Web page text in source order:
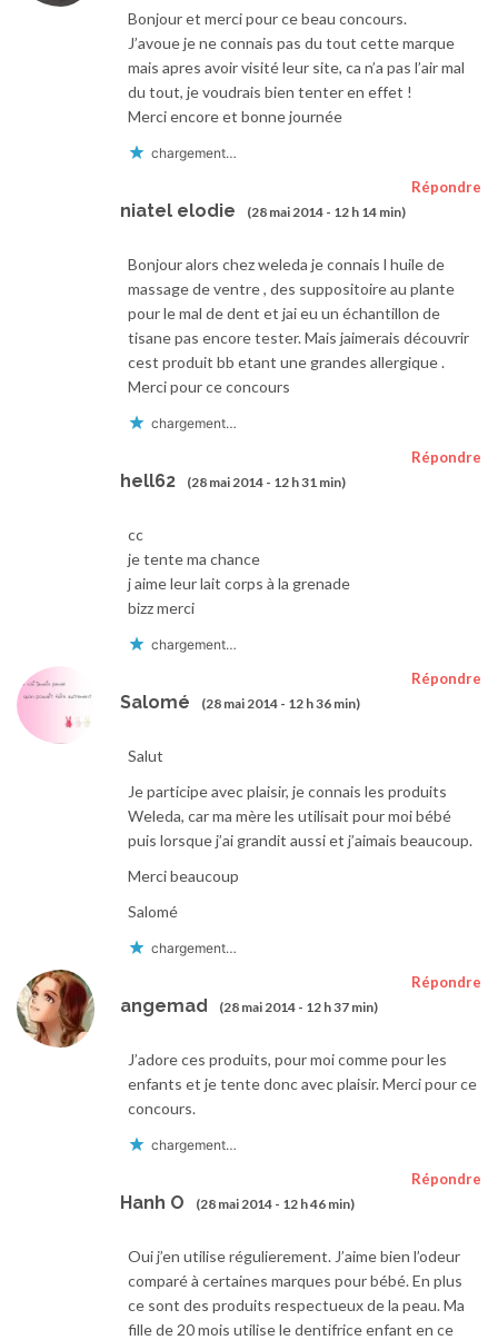
Bonjour et merci pour ce beau concours.
J’avoue je ne connais pas du tout cette marque
mais apres avoir visité leur site, ca n’a pas l’air mal
du tout, je voudrais bien tenter en effet !
Merci encore et bonne journée
chargement…
niatel elodie (28 mai 2014 - 12 h 14 min)
Répondre
Bonjour alors chez weleda je connais l huile de
massage de ventre , des suppositoire au plante
pour le mal de dent et jai eu un échantillon de
tisane pas encore tester. Mais jaimerais découvrir
cest produit bb etant une grandes allergique .
Merci pour ce concours
chargement…
hell62 (28 mai 2014 - 12 h 31 min)
Répondre
cc
je tente ma chance
j aime leur lait corps à la grenade
bizz merci
chargement…
Salomé (28 mai 2014 - 12 h 36 min)
Répondre
Salut
Je participe avec plaisir, je connais les produits
Weleda, car ma mère les utilisait pour moi bébé
puis lorsque j’ai grandit aussi et j’aimais beaucoup.
Merci beaucoup
Salomé
chargement…
angemad (28 mai 2014 - 12 h 37 min)
Répondre
J’adore ces produits, pour moi comme pour les
enfants et je tente donc avec plaisir. Merci pour ce
concours.
chargement…
Hanh O (28 mai 2014 - 12 h 46 min)
Répondre
Oui j’en utilise régulierement. J’aime bien l’odeur
comparé à certaines marques pour bébé. En plus
ce sont des produits respectueux de la peau. Ma
fille de 20 mois utilise le dentifrice enfant en ce